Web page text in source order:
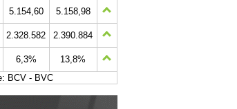
5.154,60
5.158,98
2.328.582
2.390.884
6,3%
13,8%
BCV - BVC